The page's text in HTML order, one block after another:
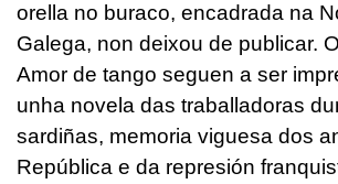
orella no buraco, encadrada na
Galega, non deixou de publicar.
Amor de tango seguen a ser
unha novela das traballadoras
sardiñas, memoria viguesa dos
República e da represión